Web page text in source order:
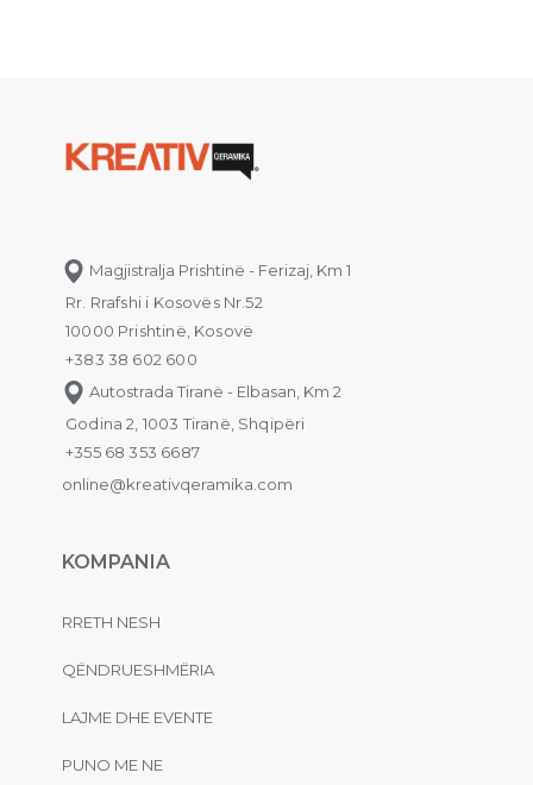
Magjistralja Prishtinë - Ferizaj, Km 1
Rr. Rrafshi i Kosovës Nr.52
10000 Prishtinë, Kosovë
+383 38 602 600
Autostrada Tiranë - Elbasan, Km 2
Godina 2, 1003 Tiranë, Shqipëri
+355 68 353 6687
online@kreativqeramika.com
KOMPANIA
RRETH NESH
QËNDRUESHMËRIA
LAJME DHE EVENTE
PUNO ME NE